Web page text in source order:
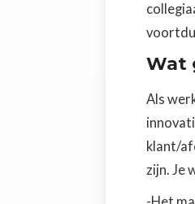
Wat
Als
klant/
zijn. Je